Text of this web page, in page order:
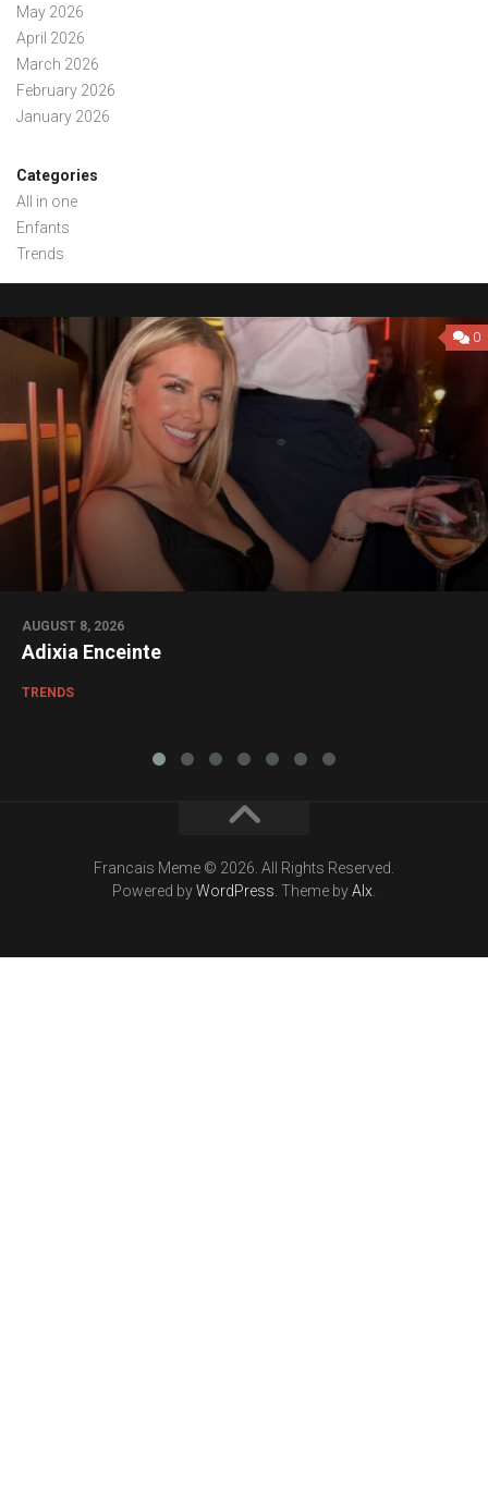
May 2026
April 2026
March 2026
February 2026
January 2026
Categories
All in one
Enfants
Trends
0
AUGUST 8, 2026
Adixia Enceinte
TRENDS
Francais Meme © 2026. All Rights Reserved.
Powered byWordPress . Theme byAlx